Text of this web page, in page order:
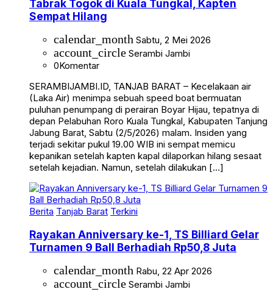
Sempat Hilang
account_circleSerambi Jambi
0Komentar
(Laka Air) menimpa sebuah speed boat bermuatan
puluhan penumpang di perairan Boyar Hijau, tepatnya di
depan Pelabuhan Roro Kuala Tungkal, Kabupaten Tanjung
Jabung Barat, Sabtu (2/5/2026) malam. Insiden yang
terjadi sekitar pukul 19.00 WIB ini sempat memicu
kepanikan setelah kapten kapal dilaporkan hilang sesaat
setelah kejadian. Namun, setelah dilakukan […]
Berita Tanjab Barat Terkini
Turnamen 9 Ball Berhadiah Rp50,8 Juta
account_circleSerambi Jambi
0Komentar